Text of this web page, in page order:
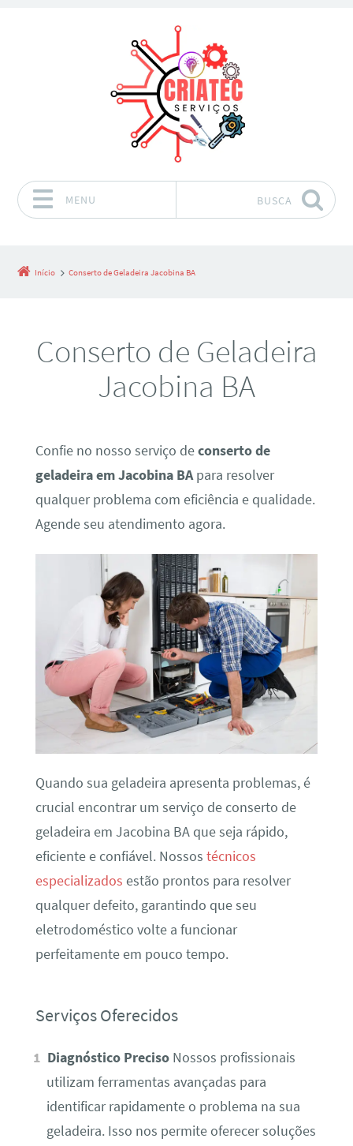
MENU BUSCA
Início Conserto de Geladeira Jacobina BA
Conserto de Geladeira
Jacobina BA
Confie no nosso serviço deconserto de
geladeira em Jacobina BApara resolver
qualquer problema com eficiência e qualidade.
Agende seu atendimento agora.
Quando sua geladeira apresenta problemas, é
crucial encontrar um serviço de conserto de
geladeira em Jacobina BA que seja rápido,
eficiente e confiável. Nossos técnicos
especializados estão prontos para resolver
qualquer defeito, garantindo que seu
eletrodoméstico volte a funcionar
perfeitamente em pouco tempo.
Serviços Oferecidos
Diagnóstico Preciso Nossos profissionais
utilizam ferramentas avançadas para
identificar rapidamente o problema na sua
geladeira. Isso nos permite oferecer soluções